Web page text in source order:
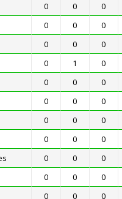
0 0 0
0 0 0
0 0 0
0 1 0
0 0 0
0 0 0
0 0 0
0 0 0
0 0 0
0 0 0
0 0 0